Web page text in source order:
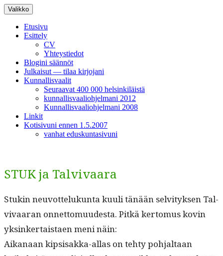
Siirry
sisältöön
Valikko
Etusivu
Esittely
CV
Yhteystiedot
Blogini säännöt
Julkaisut — tilaa kirjojani
Kunnallisvaalit
Seuraavat 400 000 helsinkiläistä
kunnallisvaaliohjelmani 2012
Kunnallisvaaliohjelmani 2008
Linkit
Kotisivuni ennen 1.5.2007
vanhat eduskuntasivuni
STUK ja Talvivaara
Stukin neu­vot­telukun­ta kuuli tänään selvi­tyk­sen Tal­
vi­vaaran onnet­to­muud­es­ta. Pitkä ker­to­mus kovin
yksinker­tais­taen meni näin:
Aikanaan kip­sisak­ka-allas on tehty poh­jal­taan